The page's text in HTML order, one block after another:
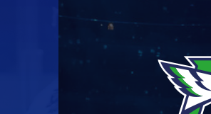
Дивизион